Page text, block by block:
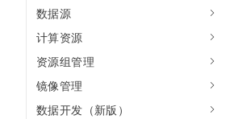
数据源
计算资源
资源组管理
镜像管理
数据开发（新版）